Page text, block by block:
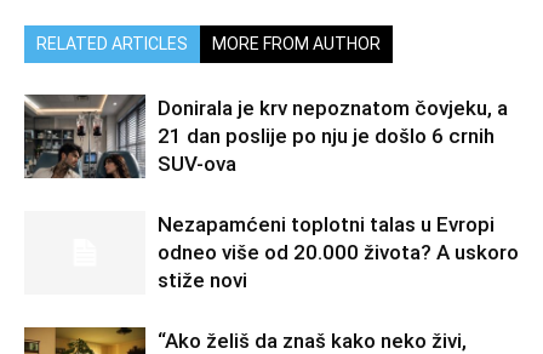
RELATED ARTICLES MORE FROM AUTHOR
Donirala je krv nepoznatom čovjeku, a
21 dan poslije po nju je došlo 6 crnih
SUV-ova
Nezapamćeni toplotni talas u Evropi
odneo više od 20.000 života? A uskoro
stiže novi
“Ako želiš da znaš kako neko živi,